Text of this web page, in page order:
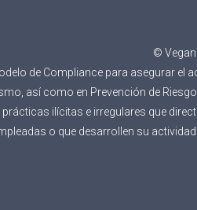
©
de Compliance para asegurar el
así como en Prevención de
ilícitas e irregulares que
o que desarrollen su